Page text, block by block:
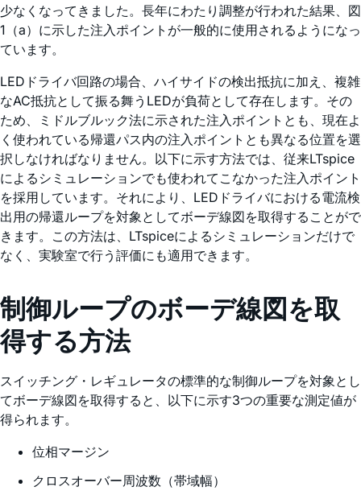
少なくなってきました。長年にわたり調整が行われた結果、図
1（a）に示した注入ポイントが一般的に使用されるようになっ
ています。
LEDドライバ回路の場合、ハイサイドの検出抵抗に加え、複雑
なAC抵抗として振る舞うLEDが負荷として存在します。その
ため、ミドルブルック法に示された注入ポイントとも、現在よ
く使われている帰還パス内の注入ポイントとも異なる位置を選
択しなければなりません。以下に示す方法では、従来LTspice
によるシミュレーションでも使われてこなかった注入ポイント
を採用しています。それにより、LEDドライバにおける電流検
出用の帰還ループを対象としてボーデ線図を取得することがで
きます。この方法は、LTspiceによるシミュレーションだけで
なく、実験室で行う評価にも適用できます。
制御ループのボーデ線図を取
得する方法
スイッチング・レギュレータの標準的な制御ループを対象とし
てボーデ線図を取得すると、以下に示す3つの重要な測定値が
得られます。
位相マージン
クロスオーバー周波数（帯域幅）